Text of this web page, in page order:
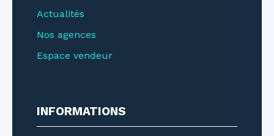
Actualités
Nos agences
Espace vendeur
INFORMATIONS